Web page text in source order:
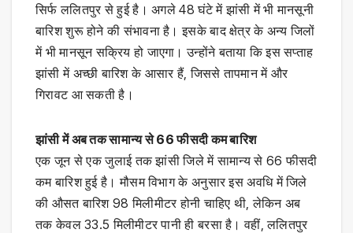
सिर्फ ललितपुर से हुई है। अगले 48 घंटे में झांसी में भी मानसूनी
बारिश शुरू होने की संभावना है। इसके बाद क्षेत्र के अन्य जिलों
में भी मानसून सक्रिय हो जाएगा। उन्होंने बताया कि इस सप्ताह
झांसी में अच्छी बारिश के आसार हैं, जिससे तापमान में और
गिरावट आ सकती है।
झांसी में अब तक सामान्य से 66 फीसदी कम बारिश
एक जून से एक जुलाई तक झांसी जिले में सामान्य से 66 फीसदी
कम बारिश हुई है। मौसम विभाग के अनुसार इस अवधि में जिले
की औसत बारिश 98 मिलीमीटर होनी चाहिए थी, लेकिन अब
तक केवल 33.5 मिलीमीटर पानी ही बरसा है। वहीं, ललितपुर